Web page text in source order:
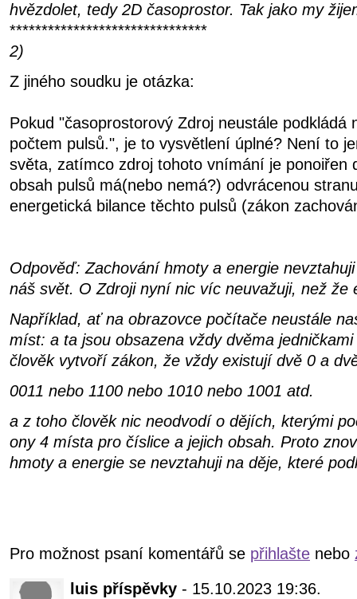
hvězdolet, tedy 2D časoprostor. Tak jako my
*******************************
2)
Z jiného soudku je otázka:
Pokud "časoprostorový Zdroj neustále podkládá
počtem pulsů.", je to vysvětlení úplné? Není to
světa, zatímco zdroj tohoto vnímání je ponoiřen
obsah pulsů má(nebo nemá?) odvrácenou
energetická bilance těchto pulsů (zákon
Odpověď: Zachování hmoty a energie
náš svět. O Zdroji nyní nic víc neuvažuji, než že
Například, ať na obrazovce počítače neustále
míst: a ta jsou obsazena vždy dvěma
člověk vytvoří zákon, že vždy existují dvě 0 a
0011 nebo 1100 nebo 1010 nebo 1001 atd.
a z toho člověk nic neodvodí o dějích, kterými
ony 4 místa pro číslice a jejich obsah. Proto
hmoty a energie se nevztahuji na děje, které
Pro možnost psaní komentářů se přihlašte nebo
luis příspěvky - 15.10.2023 19:36.